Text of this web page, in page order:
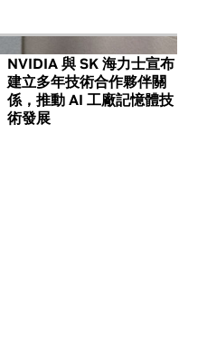
NVIDIA 與 SK 海力士宣布
建立多年技術合作夥伴關
係，推動 AI 工廠記憶體技
術發展